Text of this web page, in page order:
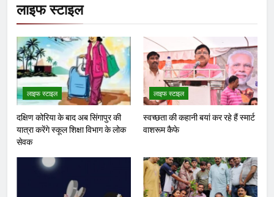
लाइफ स्टाइल
लाइफ स्टाइल
दक्षिण कोरिया के बाद अब सिंगापुर की
यात्रा करेंगे स्कूल शिक्षा विभाग के लोक
सेवक
लाइफ स्टाइल
स्वच्छता की कहानी बयां कर रहे हैं स्मार्ट
वाशरूम कैफे